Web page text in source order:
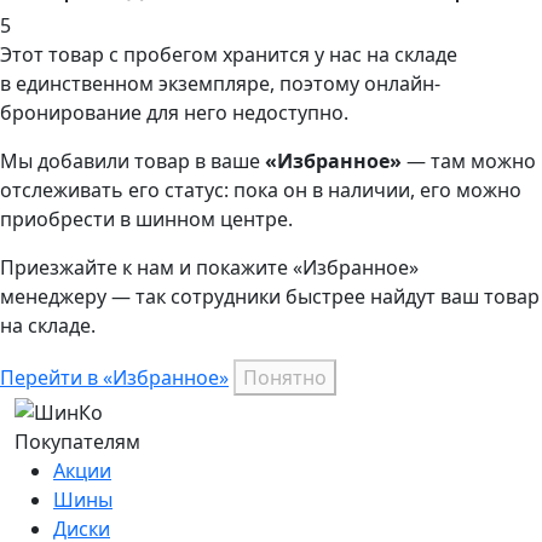
5
Этот товар с пробегом хранится у нас на складе
в единственном экземпляре, поэтому онлайн-
бронирование для него недоступно.
Мы добавили товар в ваше«Избранное» — там можно
отслеживать его статус: пока он в наличии, его можно
приобрести в шинном центре.
Приезжайте к нам и покажите «Избранное»
менеджеру — так сотрудники быстрее найдут ваш товар
на складе.
Перейти в «Избранное» Понятно
Покупателям
Акции
Шины
Диски